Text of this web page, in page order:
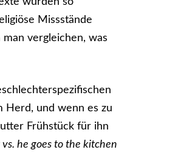
Missstände
man vergleichen, was
Herd, und wenn es zu
Frühstück für ihn
he goes to the kitchen